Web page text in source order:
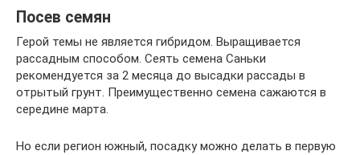
Посев семян
Герой темы не является гибридом. Выращивается
рассадным способом. Сеять семена Саньки
рекомендуется за 2 месяца до высадки рассады в
отрытый грунт. Преимущественно семена сажаются в
середине марта.
Но если регион южный, посадку можно делать в первую